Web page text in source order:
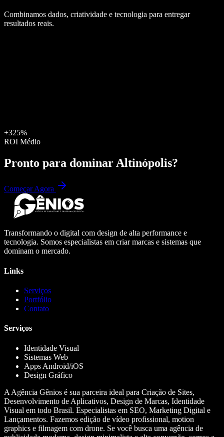
Combinamos dados, criatividade e tecnologia para entregar
resultados reais.
+325%
ROI Médio
Pronto para dominar Altinópolis?
Começar Agora
Transformando o digital com design de alta performance e
tecnologia. Somos especialistas em criar marcas e sistemas que
dominam o mercado.
Links
Serviços
Portfólio
Contato
Serviços
Identidade Visual
Sistemas Web
Apps Android/iOS
Design Gráfico
A Agência Gênios é sua parceira ideal para Criação de Sites,
Desenvolvimento de Aplicativos, Design de Marcas, Identidade
Visual em todo Brasil. Especialistas em SEO, Marketing Digital e
Lançamentos. Fazemos edição de vídeo profissional, motion
graphics e filmagem com drone. Se você busca uma agência de